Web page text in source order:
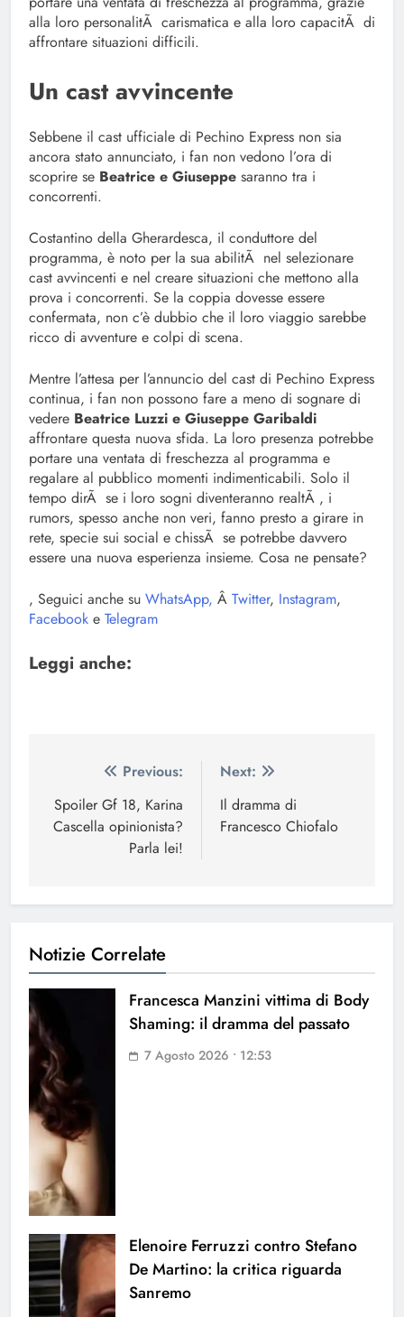
alla loro personalitÃ carismatica e alla loro capacitÃ di
affrontare situazioni difficili.
Un cast avvincente
Sebbene il cast ufficiale di Pechino Express non sia
ancora stato annunciato, i fan non vedono l’ora di
scoprire se Beatrice e Giuseppe saranno tra i
concorrenti.
Costantino della Gherardesca, il conduttore del
programma, è noto per la sua abilitÃ nel selezionare
cast avvincenti e nel creare situazioni che mettono alla
prova i concorrenti. Se la coppia dovesse essere
confermata, non c’è dubbio che il loro viaggio sarebbe
ricco di avventure e colpi di scena.
Mentre l’attesa per l’annuncio del cast di Pechino Express
continua, i fan non possono fare a meno di sognare di
vedere Beatrice Luzzi e Giuseppe Garibaldi
affrontare questa nuova sfida. La loro presenza potrebbe
portare una ventata di freschezza al programma e
regalare al pubblico momenti indimenticabili. Solo il
tempo dirÃ se i loro sogni diventeranno realtÃ , i
rumors, spesso anche non veri, fanno presto a girare in
rete, specie sui social e chissÃ se potrebbe davvero
essere una nuova esperienza insieme. Cosa ne pensate?
, Seguici anche su WhatsApp, Â Twitter, Instagram,
Facebook e Telegram
Leggi anche:
Navigazione
articoli
Previous:
Spoiler Gf 18, Karina
Cascella opinionista?
Parla lei!
Next:
Il dramma di
Francesco Chiofalo
Notizie Correlate
Francesca Manzini vittima di Body
Shaming: il dramma del passato
7 Agosto 2026 • 12:53
Elenoire Ferruzzi contro Stefano
De Martino: la critica riguarda
Sanremo